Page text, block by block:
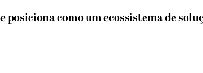
posiciona como um ecossistema de